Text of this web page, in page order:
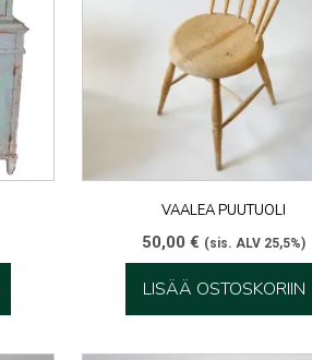
VAALEA PUUTUOLI
50,00€ (sis. ALV 25,5%)
LISÄÄ OSTOSKORIIN